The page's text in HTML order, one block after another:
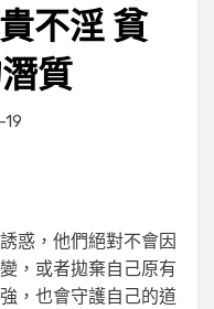
不淫 貧
質
，他們絕對不會因
，或者拋棄自己原有
，也會守護自己的道